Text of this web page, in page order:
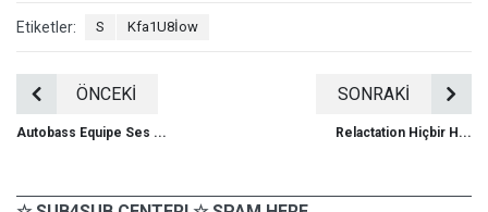
Etiketler: S Kfa1U8İow
ÖNCEKİ
Autobass Equipe Ses ...
SONRAKİ
Relactation Hiçbir H...